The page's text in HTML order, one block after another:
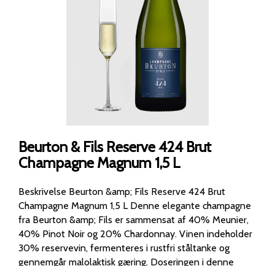
Beurton & Fils Reserve 424 Brut
Champagne Magnum 1,5 L
Beskrivelse Beurton &amp; Fils Reserve 424 Brut
Champagne Magnum 1,5 L Denne elegante champagne
fra Beurton &amp; Fils er sammensat af 40% Meunier,
40% Pinot Noir og 20% Chardonnay. Vinen indeholder
30% reservevin, fermenteres i rustfri ståltanke og
gennemgår malolaktisk gæring. Doseringen i denne